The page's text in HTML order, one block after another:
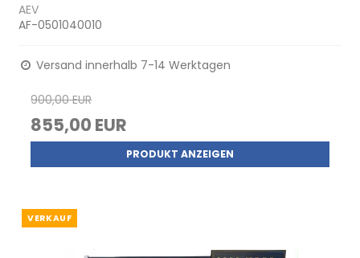
AEV
AF-0501040010
Versand innerhalb 7-14 Werktagen
900,00 EUR
855,00 EUR
PRODUKT ANZEIGEN
VERKAUF